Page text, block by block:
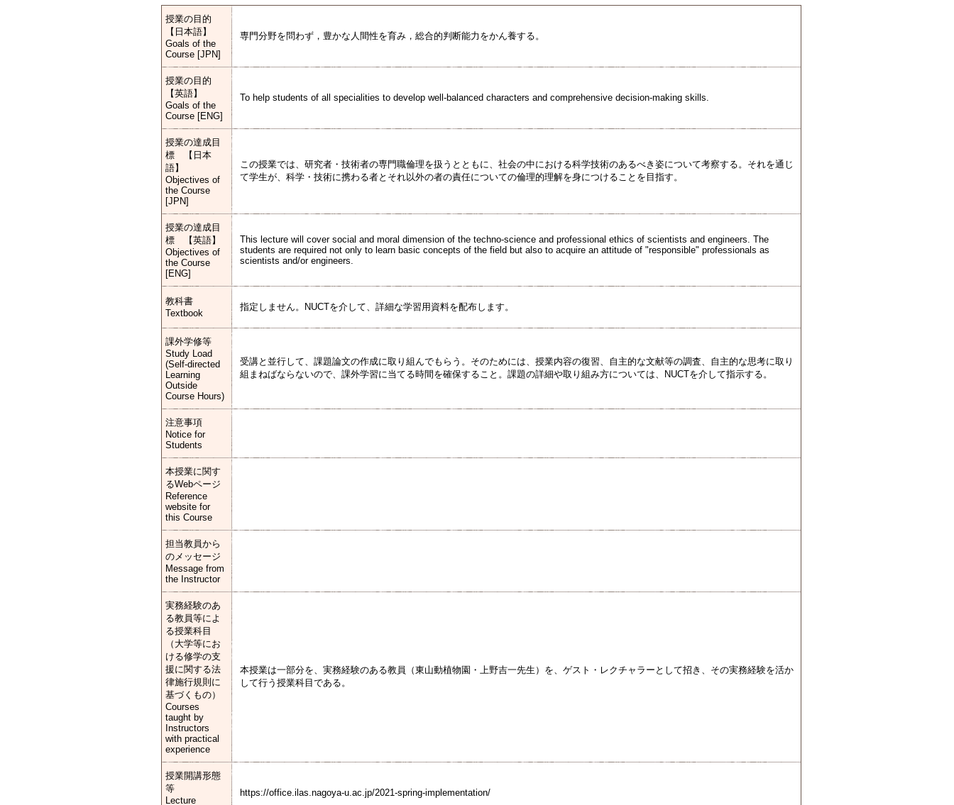
授業の目的
【日本語】
Goals of the
Course [JPN]
専門分野を問わず，豊かな人間性を育み，総合的判断能力をかん養する。
授業の目的
【英語】
Goals of the
Course [ENG]
To help students of all specialities to develop well-balanced characters and comprehensive decision-making skills.
授業の達成目
標 【日本
語】
Objectives of
the Course
[JPN]
この授業では、研究者・技術者の専門職倫理を扱うとともに、社会の中における科学技術のあるべき姿について考察する。それを通じ
て学生が、科学・技術に携わる者とそれ以外の者の責任についての倫理的理解を身につけることを目指す。
授業の達成目
標 【英語】
Objectives of
the Course
[ENG]
This lecture will cover social and moral dimension of the techno-science and professional ethics of scientists and engineers. The
students are required not only to learn basic concepts of the field but also to acquire an attitude of "responsible" professionals as
scientists and/or engineers.
教科書
Textbook
指定しません。NUCTを介して、詳細な学習用資料を配布します。
課外学修等
Study Load
(Self-directed
Learning
Outside
Course Hours)
受講と並行して、課題論文の作成に取り組んでもらう。そのためには、授業内容の復習、自主的な文献等の調査、自主的な思考に取り
組まねばならないので、課外学習に当てる時間を確保すること。課題の詳細や取り組み方については、NUCTを介して指示する。
注意事項
Notice for
Students
本授業に関す
るWebページ
Reference
website for
this Course
担当教員から
のメッセージ
Message from
the Instructor
実務経験のあ
る教員等によ
る授業科目
（大学等にお
ける修学の支
援に関する法
律施行規則に
基づくもの）
Courses
taught by
Instructors
with practical
experience
本授業は一部分を、実務経験のある教員（東山動植物園・上野吉一先生）を、ゲスト・レクチャラーとして招き、その実務経験を活か
して行う授業科目である。
授業開講形態
等
Lecture
https://office.ilas.nagoya-u.ac.jp/2021-spring-implementation/